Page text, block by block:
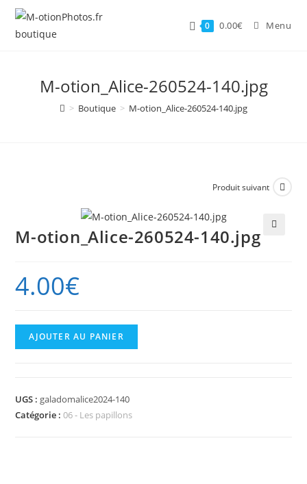
Skip
content
0 0.00€ Menu
M-otion_Alice-260524-140.jpg
> Boutique > M-otion_Alice-260524-140.jpg
Produit suivant
M-otion_Alice-260524-140.jpg
4.00€
quantité
de
260524-
140.jpg
AJOUTER AU PANIER
UGS : galadomalice2024-140
Catégorie :06 - Les papillons